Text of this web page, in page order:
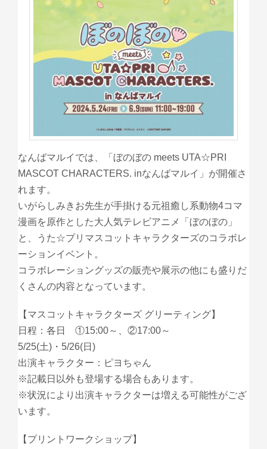
なんばマルイでは、「ぼのぼの meets UTA☆PRI
MASCOT CHARACTERS. inなんばマルイ」が開催さ
れます。
いがらしみきお先生が手掛ける元祖癒し系動物4コマ
漫画を原作とした大人気テレビアニメ「ぼのぼの」
と、うた☆プリマスコットキャラクターズのコラボレ
ーションイベント。
コラボレーショングッズの販売や展示の他にも盛りだ
くさんの内容となっています。
【マスコットキャラクターズ グリーティング】
日程：各日 ①15:00～、②17:00～
5/25(土)・5/26(日)
出演キャラクター：ピヨちゃん
※記載日以外も登場する場合もあります。
※状況により出演キャラクターは増える可能性がござ
います。
【プリントワークショップ】